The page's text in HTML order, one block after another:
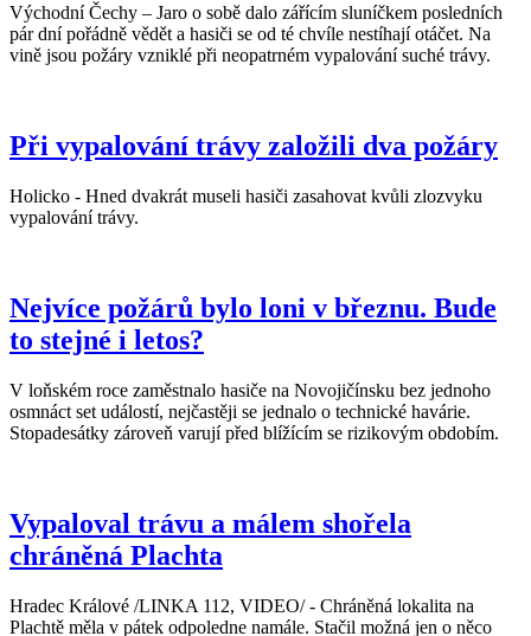
Východní Čechy – Jaro o sobě dalo zářícím sluníčkem posledních
pár dní pořádně vědět a hasiči se od té chvíle nestíhají otáčet. Na
vině jsou požáry vzniklé při neopatrném vypalování suché trávy.
Při vypalování trávy založili dva požáry
Holicko - Hned dvakrát museli hasiči zasahovat kvůli zlozvyku
vypalování trávy.
Nejvíce požárů bylo loni v březnu. Bude
to stejné i letos?
V loňském roce zaměstnalo hasiče na Novojičínsku bez jednoho
osmnáct set událostí, nejčastěji se jednalo o technické havárie.
Stopadesátky zároveň varují před blížícím se rizikovým obdobím.
Vypaloval trávu a málem shořela
chráněná Plachta
Hradec Králové /LINKA 112, VIDEO/ - Chráněná lokalita na
Plachtě měla v pátek odpoledne namále. Stačil možná jen o něco